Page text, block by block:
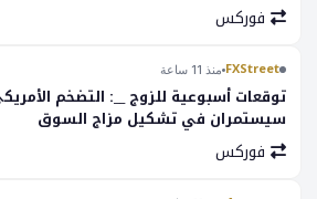
فوركس
FXStreet منذ 11 ساعة
توقعات أسبوعية للزوج __: التضخم
سيستمران في تشكيل مزاج السوق
فوركس